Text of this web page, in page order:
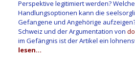
Perspektive legitimiert werden?
Handlungsoptionen kann die
Gefangene und Angehörige
Schweiz und der Argumentation von
im Gefängnis ist der Artikel ein
lesen…